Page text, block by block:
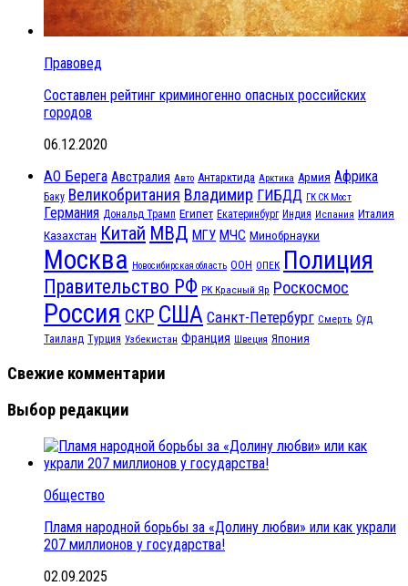
Правовед
Составлен рейтинг криминогенно опасных российских
городов
06.12.2020
АО Берега Австралия Авто Антарктида Арктика Армия Африка
Баку Великобритания Владимир ГИБДД ГК СК Мост
Германия Дональд Трамп Египет Екатеринбург Индия Испания Италия
Казахстан Китай МВД МГУ МЧС Минобрнауки
Москва Новосибирская область ООН ОПЕК Полиция
Правительство РФ РК Красный Яр Роскосмос
Россия СКР США Санкт-Петербург Смерть Суд
Таиланд Турция Узбекистан Франция Швеция Япония
Свежие комментарии
Выбор редакции
Общество
Пламя народной борьбы за «Долину любви» или как украли
207 миллионов у государства!
02.09.2025